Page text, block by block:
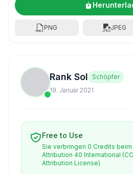
PNG JPEG
Rank Sol
Schöpfer
19. Januar 2021
Free to Use
Sie verbringen 0 Credits
Attribution 40 International
Attribution License)